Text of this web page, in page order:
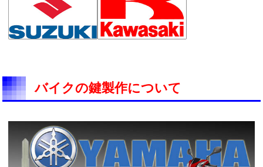
バイクの鍵製作について